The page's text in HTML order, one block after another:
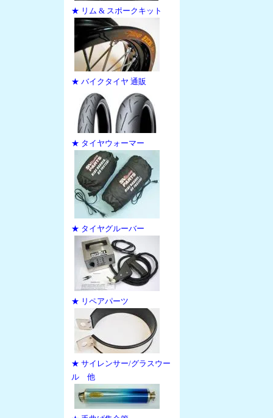
★ リム & スポークキット
★ バイクタイヤ 通販
★ タイヤウォーマー
★ タイヤグルーバー
★ リペアパーツ
★ サイレンサー/グラスウー
ル 他